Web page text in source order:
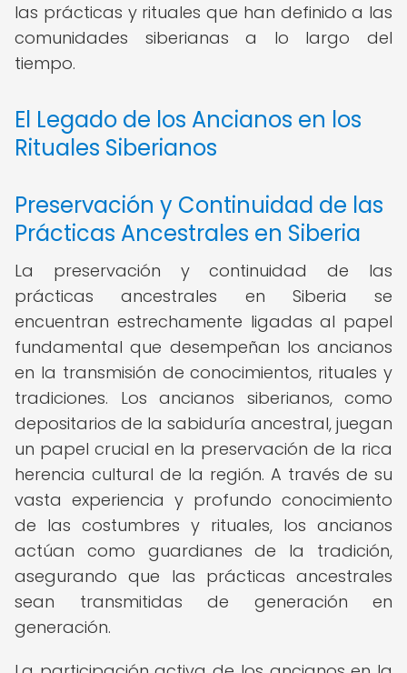
las prácticas y rituales que han definido a las
comunidades siberianas a lo largo del
tiempo.
El Legado de los Ancianos en los
Rituales Siberianos
Preservación y Continuidad de las
Prácticas Ancestrales en Siberia
La preservación y continuidad de las
prácticas ancestrales en Siberia se
encuentran estrechamente ligadas al papel
fundamental que desempeñan los ancianos
en la transmisión de conocimientos, rituales y
tradiciones. Los ancianos siberianos, como
depositarios de la sabiduría ancestral, juegan
un papel crucial en la preservación de la rica
herencia cultural de la región. A través de su
vasta experiencia y profundo conocimiento
de las costumbres y rituales, los ancianos
actúan como guardianes de la tradición,
asegurando que las prácticas ancestrales
sean transmitidas de generación en
generación.